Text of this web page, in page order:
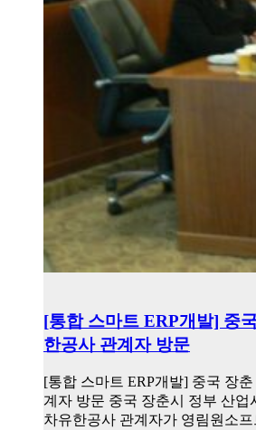
[통합 스마트 ERP개발] 중
한공사 관계자 방문
[통합 스마트 ERP개발] 중국 장
계자 방문 중국 장춘시 정부 산업
차유한공사 관계자가 영림원소